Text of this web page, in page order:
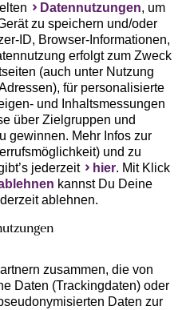
Datennutzungen, um
zu speichern und/oder
ID, Browser-Informationen,
erfolgt zum Zweck
(auch unter Nutzung
für personalisierte
und Inhaltsmessungen
über Zielgruppen und
gewinnen. Mehr Infos zur
und zu
jederzeit
hier. Mit Klick
kannst Du Deine
ablehnen.
zusammen, die von
Daten (Trackingdaten) oder
Daten zur